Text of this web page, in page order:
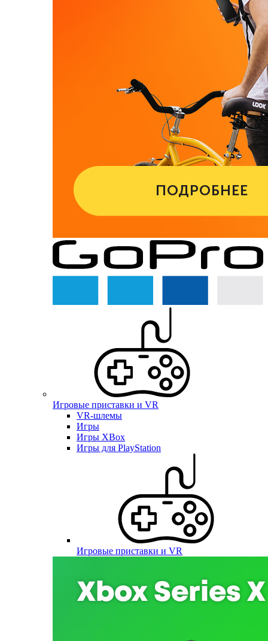
Игровые приставки и VR
VR-шлемы
Игры
Игры XBox
Игры для PlayStation
Игровые приставки и VR